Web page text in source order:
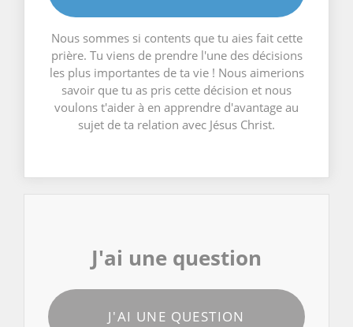
Nous sommes si contents que tu aies fait cette
prière. Tu viens de prendre l'une des décisions
les plus importantes de ta vie ! Nous aimerions
savoir que tu as pris cette décision et nous
voulons t'aider à en apprendre d'avantage au
sujet de ta relation avec Jésus Christ.
J'ai une question
J'AI UNE QUESTION